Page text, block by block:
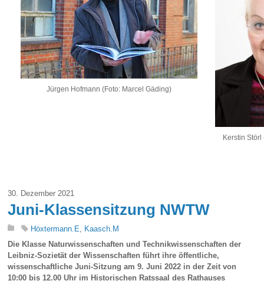
Jürgen Hofmann (Foto: Marcel Gäding)
Kerstin Störl
30. Dezember 2021
Juni-Klassensitzung NWTW
Höxtermann.E, Kaasch.M
Die Klasse Naturwissenschaften und Technikwissenschaften der
Leibniz-Sozietät der Wissenschaften führt ihre öffentliche,
wissenschaftliche Juni-Sitzung am 9. Juni 2022 in der Zeit von
10:00 bis 12.00 Uhr im Historischen Ratssaal des Rathauses